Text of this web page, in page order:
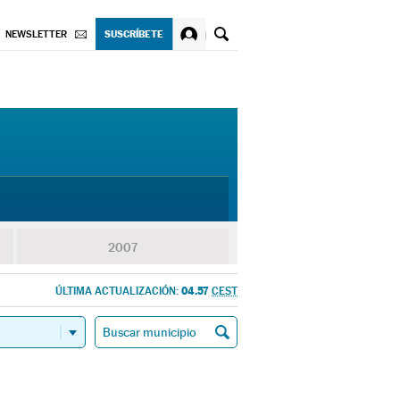
NEWSLETTER SUSCRÍBETE
2007
ÚLTIMA ACTUALIZACIÓN: 04.57 CEST